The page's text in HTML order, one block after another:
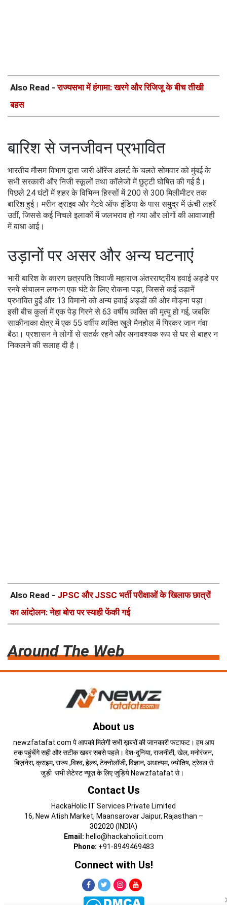
Also Read -राज्यसभा में हंगामा: खरगे और रिजिजू के बीच तीखी
बहस
बारिश से जनजीवन प्रभावित
भारतीय मौसम विभाग द्वारा जारी ऑरेंज अलर्ट के चलते सोमवार को मुंबई के
सभी सरकारी और निजी स्कूलों तथा कॉलेजों में छुट्टी घोषित की गई है।
पिछले 24 घंटों में शहर के विभिन्न हिस्सों में 200 से 300 मिलीमीटर तक
बारिश हुई। मरीन ड्राइव और गेटवे ऑफ इंडिया के पास समुद्र में ऊंची लहरें
उठीं, जिससे कई निचले इलाकों में जलभराव हो गया और लोगों की आवाजाही
में बाधा आई।
उड़ानों पर असर और अन्य घटनाएं
भारी बारिश के कारण छत्रपति शिवाजी महाराज अंतरराष्ट्रीय हवाई अड्डे पर
रनवे संचालन लगभग एक घंटे के लिए रोकना पड़ा, जिससे कई उड़ानें
प्रभावित हुईं और 13 विमानों को अन्य हवाई अड्डों की ओर मोड़ना पड़ा।
इसी बीच कुर्ला में एक पेड़ गिरने से 63 वर्षीय व्यक्ति की मृत्यु हो गई, जबकि
साकीनाका क्षेत्र में एक 55 वर्षीय व्यक्ति खुले मैनहोल में गिरकर जान गंवा
बैठा। प्रशासन ने लोगों से सतर्क रहने और अनावश्यक रूप से घर से बाहर न
निकलने की सलाह दी है।
Also Read - JPSC और JSSC भर्ती परीक्षाओं के खिलाफ छात्रों
का आंदोलन: नेहा बोरा पर स्याही फेंकी गई
Around The Web
About us
newzfatafat.com पे आपको मिलेगी सभी ख़बरों की जानकारी फटाफट। हम आप
तक पहुंचेंगे सही और सटीक खबर सबसे पहले। देश-दुनिया, राजनीती, खेल, मनोरंजन,
बिज़नेस, क्राइम, राज्य ,विश्व, हेल्थ, टेक्नोलॉजी, विज्ञान, अधात्यम, ज्योतिष, ट्रेवल से
जुड़ी सभी लेटेस्ट न्यूज़ के लिए जुड़िये Newzfatafat से।
Contact Us
HackaHolic IT Services Private Limited
16, New Atish Market, Maansarovar Jaipur, Rajasthan –
302020 (INDIA)
Email: hello@hackaholicit.com
Phone: +91-8949469483
Connect with Us!